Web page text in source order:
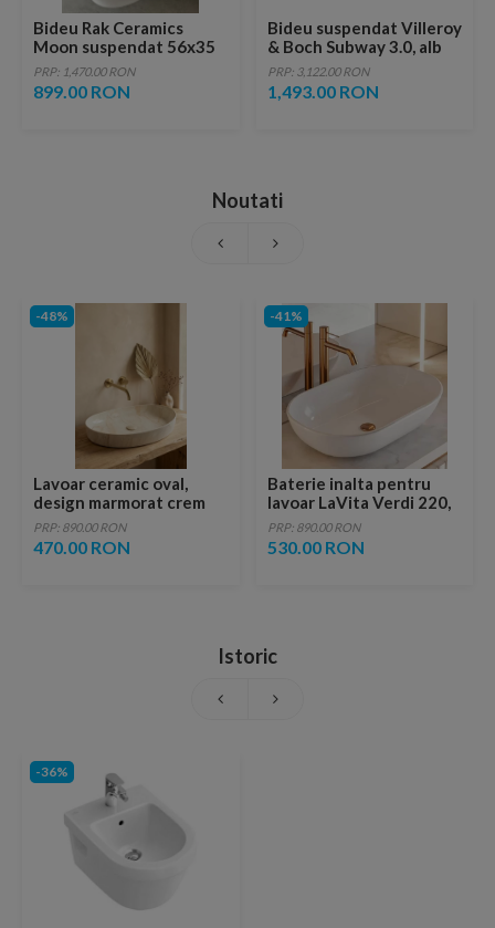
Bideu Rak Ceramics
Moon suspendat 56x35
cm
PRP: 1,470.00 RON
899.00 RON
Bideu suspendat Villeroy
& Boch Subway 3.0, alb
PRP: 3,122.00 RON
1,493.00 RON
Noutati
-48%
Lavoar ceramic oval,
design marmorat crem
lucios cu vene aurii,
ventil inclus
PRP: 890.00 RON
470.00 RON
-41%
Baterie inalta pentru
lavoar LaVita Verdi 220,
fara ventil, brushed
copper
PRP: 890.00 RON
530.00 RON
Istoric
-36%